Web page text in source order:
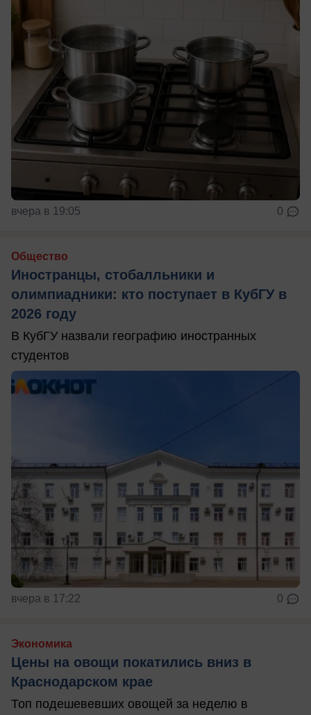
вчера в 19:05 0
Общество
Иностранцы, стобалльники и
олимпиадники: кто поступает в КубГУ в
2026 году
В КубГУ назвали географию иностранных
студентов
вчера в 17:22 0
Экономика
Цены на овощи покатились вниз в
Краснодарском крае
Топ подешевевших овощей за неделю в